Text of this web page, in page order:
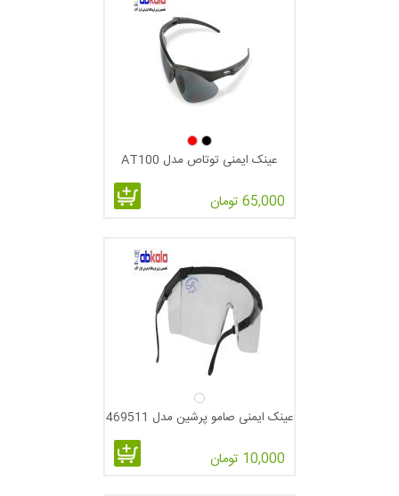
عینک ایمنی توتاص مدل AT100
65,000 تومان
عینک ایمنی صامو پرشین مدل 469511
10,000 تومان